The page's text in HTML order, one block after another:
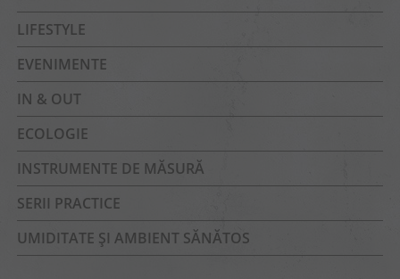
LIFESTYLE
EVENIMENTE
IN & OUT
ECOLOGIE
INSTRUMENTE DE MĂSURĂ
SERII PRACTICE
UMIDITATE ȘI AMBIENT SĂNĂTOS